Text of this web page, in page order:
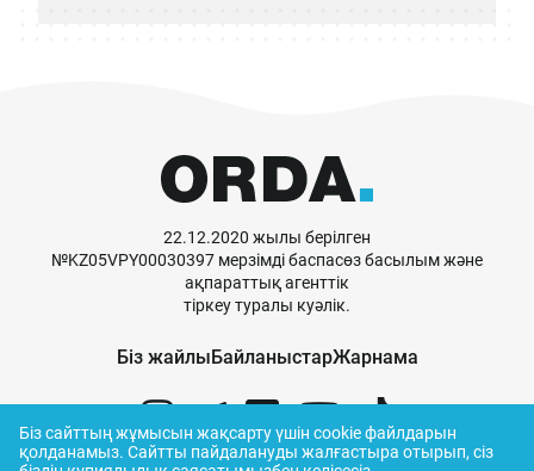
22.12.2020 жылы берілген
№KZ05VPY00030397 мерзімді баспасөз басылым және
ақпараттық агенттік
тіркеу туралы куәлік.
Біз жайлыБайланыстарЖарнама
Біз сайттың жұмысын жақсарту үшін cookie файлдарын
қолданамыз. Сайтты пайдалануды жалғастыра отырып, сіз